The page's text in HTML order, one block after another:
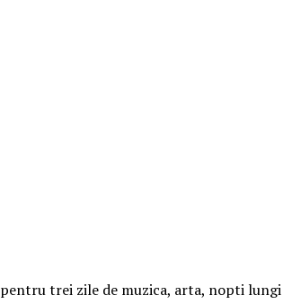
trei zile de muzica, arta, nopti lungi